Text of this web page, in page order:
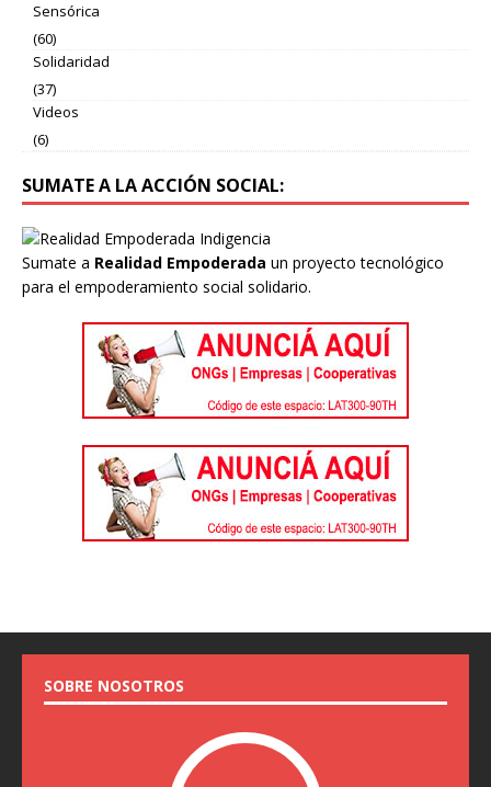
Sensórica
(60)
Solidaridad
(37)
Videos
(6)
SUMATE A LA ACCIÓN SOCIAL:
Sumate a Realidad Empoderada un proyecto tecnológico
para el empoderamiento social solidario.
SOBRE NOSOTROS